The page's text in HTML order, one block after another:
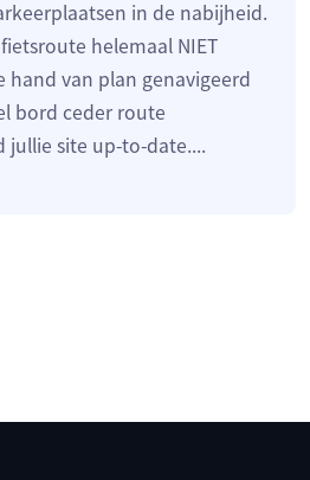
in de nabijheid.
helemaal NIET
hand van plan genavigeerd
bord ceder route
jullie site up-to-date....